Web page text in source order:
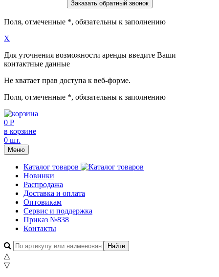
Поля, отмеченные *, обязательны к заполнению
X
Для уточнения возможности аренды введите Ваши
контактные данные
Не хватает прав доступа к веб-форме.
Поля, отмеченные *, обязательны к заполнению
0 Р
в корзине
0 шт.
Меню
Каталог товаров
Новинки
Распродажа
Доставка и оплата
Оптовикам
Сервис и поддержка
Приказ №838
Контакты
△
▽